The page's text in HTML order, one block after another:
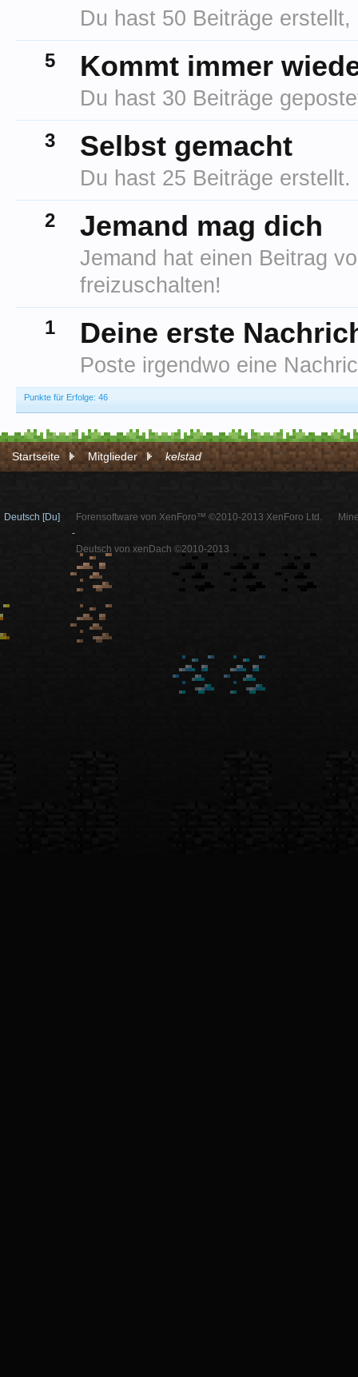
Du hast 50 Beiträge erstellt,
5 Kommt immer
Du hast 30 Beiträge
3 Selbst gemacht
Du hast 25 Beiträge erstellt.
2 Jemand mag dich
Jemand hat einen Beitrag
freizuschalten!
1 Deine erste
Poste irgendwo eine
Punkte für Erfolge: 46
Startseite Mitglieder kelstad
Deutsch [Du]
Forensoftware von XenForo™ ©2010-2013 XenForo Ltd.
-
Deutsch von xenDach ©2010-2013